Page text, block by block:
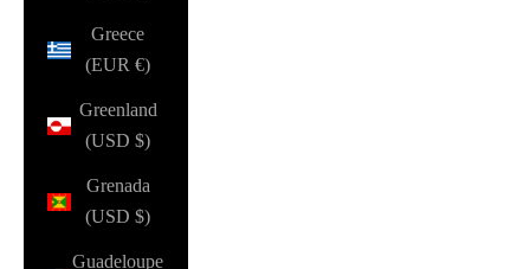
Greece
(EUR €)
Greenland
(USD $)
Grenada
(USD $)
Guadeloupe